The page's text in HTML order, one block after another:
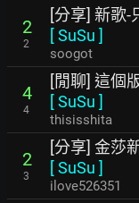
2
2
[分享] 新歌-
[SuSu ]
soogot
4
4
[閒聊] 這個
[SuSu ]
thisisshita
2
3
[分享] 金莎
[SuSu ]
ilove526351